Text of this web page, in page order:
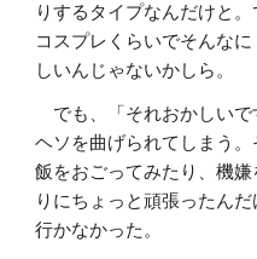
りするタイプなんだけと
コスプレくらいでそんな
しいんじゃないかしら。
でも、「それおかしいで
ヘソを曲げられてしまう
飯をおごってみたり、機
りにちょっと頑張ったん
行かなかった。